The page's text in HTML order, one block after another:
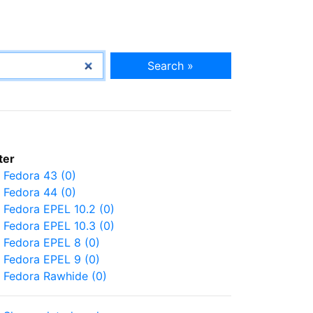
Search »
Fedora 43 (0)
Fedora 44 (0)
Fedora EPEL 10.2 (0)
Fedora EPEL 10.3 (0)
Fedora EPEL 8 (0)
Fedora EPEL 9 (0)
Fedora Rawhide (0)